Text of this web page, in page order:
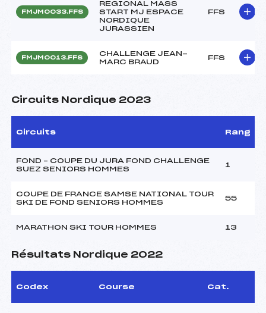
FMJM0033.FFS
REGIONAL MASS
START MJ ESPACE
NORDIQUE
JURASSIEN
FFS
FMJM0013.FFS
CHALLENGE JEAN-
MARC BRAUD
FFS
Circuits Nordique 2023
Circuits Rang
FOND – COUPE DU JURA FOND CHALLENGE
SUEZ SENIORS HOMMES
1
COUPE DE FRANCE SAMSE NATIONAL TOUR
SKI DE FOND SENIORS HOMMES
55
MARATHON SKI TOUR HOMMES 13
Résultats Nordique 2022
Codex Course Cat.